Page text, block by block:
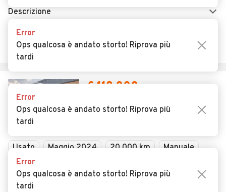
Serve aiuto?
Condizioni generali
Privacy
Impostazioni Privacy
Marche e Modelli
Tipi di veicoli
Articoli del Magazine
AREA BUSINESS
Registrazione
concessionario
Area Business
Multigestionale Motori
subito.it
Adevinta
Error
Ops qualcosa è andato storto! Riprova più
tardi
Error
Ops qualcosa è andato storto! Riprova più
tardi
Error
Ops qualcosa è andato storto! Riprova più
tardi